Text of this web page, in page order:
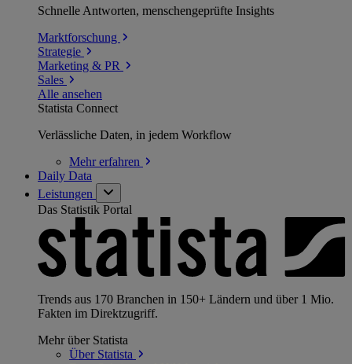
Schnelle Antworten, menschengeprüfte Insights
Marktforschung
Strategie
Marketing & PR
Sales
Alle ansehen
Statista Connect
Verlässliche Daten, in jedem Workflow
Mehrerfahren
Daily Data
Leistungen
Das Statistik Portal
Trends aus 170 Branchen in 150+ Ländern und über 1 Mio.
Fakten im Direktzugriff.
Mehr über Statista
Über Statista